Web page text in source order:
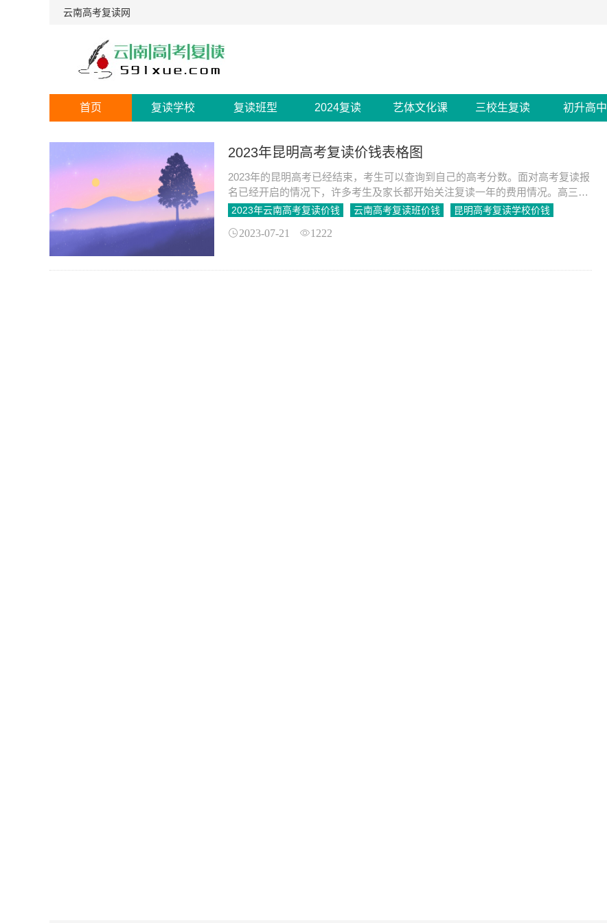
云南高考复读网
首页 复读学校 复读班型 2024复读 艺体文化课 三校生复读 初升高中
2023年昆明高考复读价钱表格图
2023年的昆明高考已经结束，考生可以查询到自己的高考分数。面对高考复读报
名已经开启的情况下，许多考生及家长都开始关注复读一年的费用情况。高三复
读一年的费用因地区和学校而异，下面是一些可能涉及到的费用。
2023年云南高考复读价钱 云南高考复读班价钱 昆明高考复读学校价钱
2023-07-21 1222